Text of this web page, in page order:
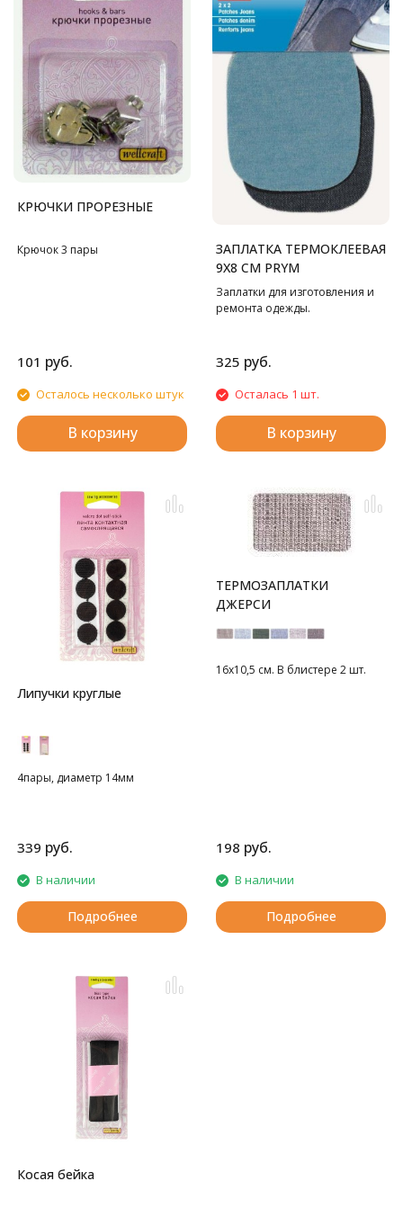
КРЮЧКИ ПРОРЕЗНЫЕ
Крючок 3 пары
101 руб.
Осталось несколько штук
В корзину
ЗАПЛАТКА ТЕРМОКЛЕЕВАЯ
9Х8 СМ PRYM
Заплатки для изготовления и
ремонта одежды.
325 руб.
Осталась 1 шт.
В корзину
Липучки круглые
4пары, диаметр 14мм
339 руб.
В наличии
Подробнее
ТЕРМОЗАПЛАТКИ
ДЖЕРСИ
16х10,5 см. В блистере 2 шт.
198 руб.
В наличии
Подробнее
Косая бейка